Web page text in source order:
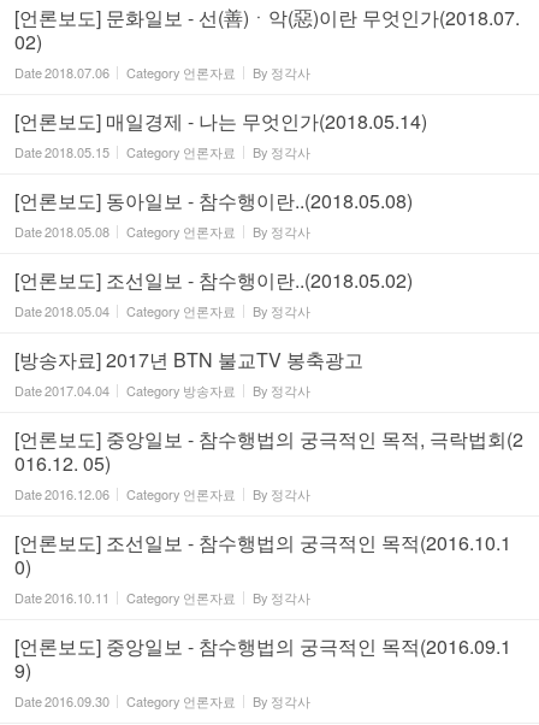
[언론보도] 문화일보 - 선(善)ㆍ악(惡)이란 무엇인가(2018.07.
02)
Date2018.07.06 Category 언론자료 By 정각사
[언론보도] 매일경제 - 나는 무엇인가(2018.05.14)
Date2018.05.15 Category 언론자료 By 정각사
[언론보도] 동아일보 - 참수행이란..(2018.05.08)
Date2018.05.08 Category 언론자료 By 정각사
[언론보도] 조선일보 - 참수행이란..(2018.05.02)
Date2018.05.04 Category 언론자료 By 정각사
[방송자료] 2017년 BTN 불교TV 봉축광고
Date2017.04.04 Category 방송자료 By 정각사
[언론보도] 중앙일보 - 참수행법의 궁극적인 목적, 극락법회(2
016.12. 05)
Date2016.12.06 Category 언론자료 By 정각사
[언론보도] 조선일보 - 참수행법의 궁극적인 목적(2016.10.1
0)
Date2016.10.11 Category 언론자료 By 정각사
[언론보도] 중앙일보 - 참수행법의 궁극적인 목적(2016.09.1
9)
Date2016.09.30 Category 언론자료 By 정각사